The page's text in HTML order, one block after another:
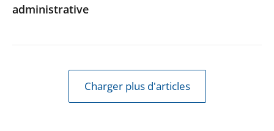
administrative
Charger plus d'articles